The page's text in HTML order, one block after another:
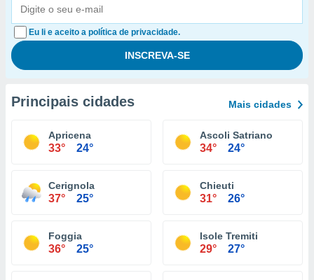
Eu li e aceito a política de privacidade.
Principais cidades Mais cidades
Apricena
33° 24°
Ascoli Satriano
34° 24°
Cerignola
37° 25°
Chieuti
31° 26°
Foggia
36° 25°
Isole Tremiti
29° 27°